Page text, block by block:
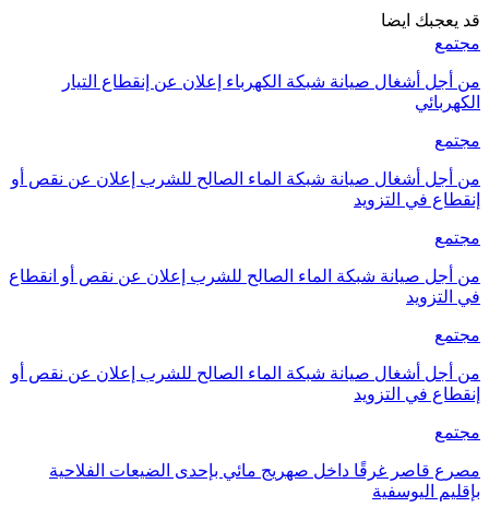
قد يعجبك ايضا
مجتمع
من أجل أشغال صيانة شبكة الكهرباء إعلان عن إنقطاع التيار
الكهربائي
مجتمع
من أجل أشغال صيانة شبكة الماء الصالح للشرب إعلان عن نقص أو
إنقطاع في التزويد
مجتمع
من أجل صيانة شبكة الماء الصالح للشرب إعلان عن نقص أو انقطاع
في التزويد
مجتمع
من أجل أشغال صيانة شبكة الماء الصالح للشرب إعلان عن نقص أو
إنقطاع في التزويد
مجتمع
مصرع قاصر غرقًا داخل صهريج مائي بإحدى الضيعات الفلاحية
بإقليم اليوسفية